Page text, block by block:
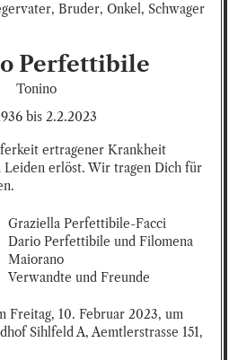
Bruder, Onkel, Schwager
Perfettibile
Tonino
bis2.2.2023
ertragener Krankheit
erlöst. Wir tragen Dich für
Graziella Perfettibile-Facci
Dario Perfettibile und Filomena
Maiorano
Verwandte und Freunde
Freitag, 10. Februar 2023, um
Sihlfeld A, Aemtlerstrasse 151,